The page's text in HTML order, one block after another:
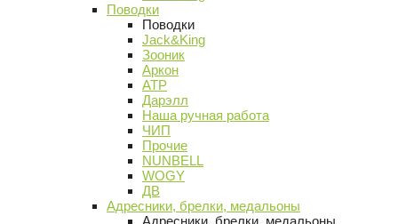
Поводки
Поводки
Jack&King
Зооник
Аркон
АТР
Дарэлл
Наша ручная работа
ЧИП
Прочие
NUNBELL
WOGY
ДВ
Адресники, брелки, медальоны
Адресники, брелки, медальоны